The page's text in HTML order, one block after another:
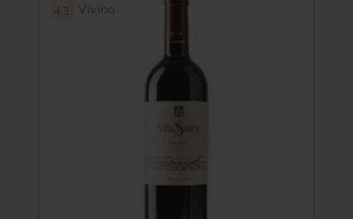
Vivino